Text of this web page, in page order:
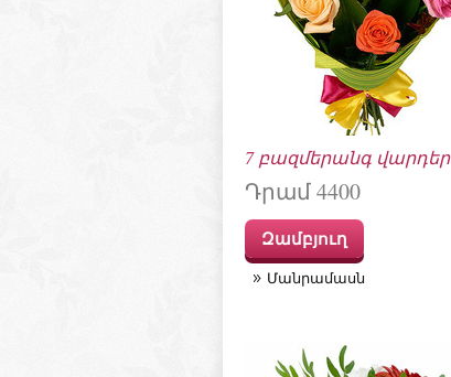
7 բազմերանգ վարդեր
Դրամ 4400
Զամբյուղ
Մանրամասն